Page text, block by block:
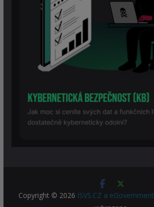
Copyright © 2026 ISVS.CZ a eGovernment